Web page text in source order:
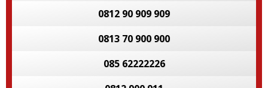
0812 90 909 909
0813 70 900 900
085 62222226